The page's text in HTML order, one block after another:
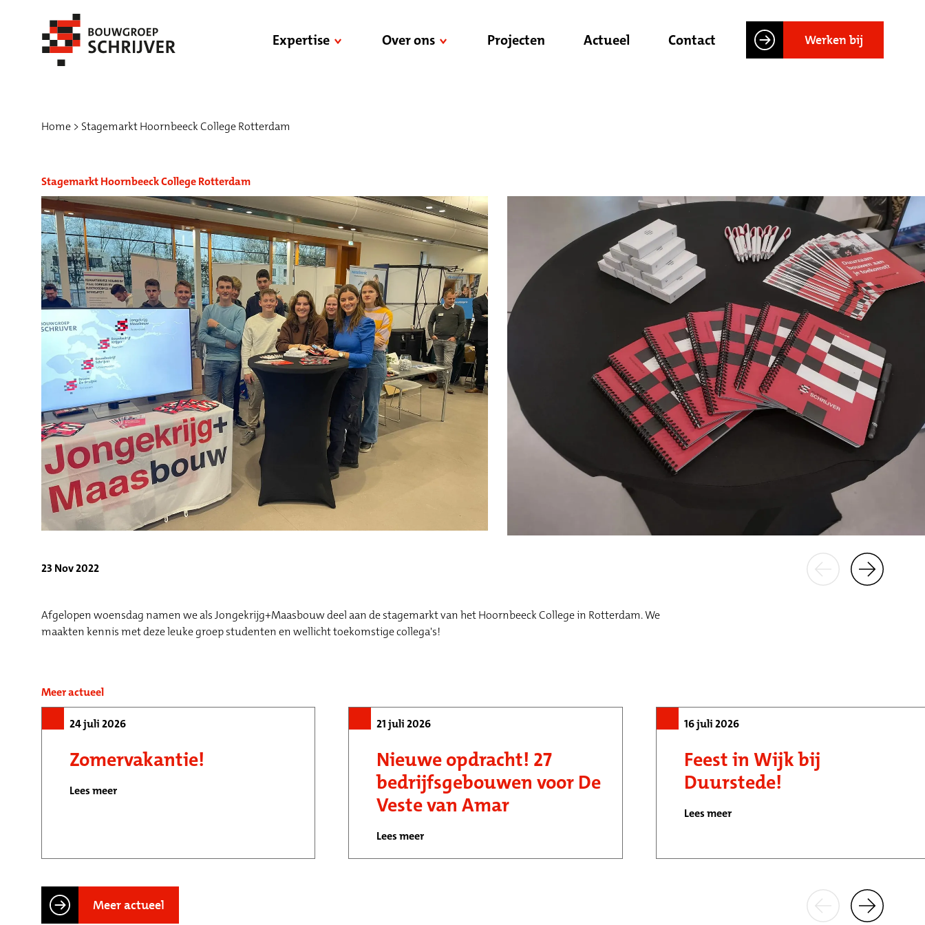
Expertise Over ons Projecten Actueel Contact Werken bij
Home Stagemarkt Hoornbeeck College Rotterdam
Stagemarkt Hoornbeeck College Rotterdam
23 Nov 2022
Afgelopen woensdag namen we als Jongekrijg+Maasbouw deel aan de stagemarkt van het Hoornbeeck College in Rotterdam. We
maakten kennis met deze leuke groep studenten en wellicht toekomstige collega's!
Meer actueel
24 juli 2026
Zomervakantie!
Lees meer
21 juli 2026
Nieuwe opdracht! 27
bedrijfsgebouwen voor De
Veste van Amar
Lees meer
16 juli 2026
Feest in Wijk bij
Duurstede!
Lees meer
Meer actueel